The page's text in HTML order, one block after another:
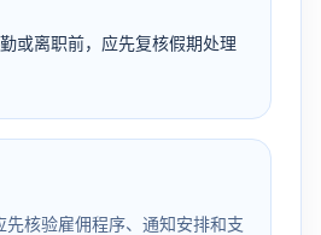
或离职前，应先复核假期处理
先核验雇佣程序、通知安排和支